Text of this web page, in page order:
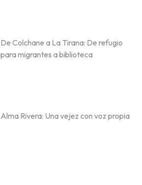
De Colchane a La Tirana: De refugio
para migrantes a biblioteca
Alma Rivera: Una vejez con voz propia